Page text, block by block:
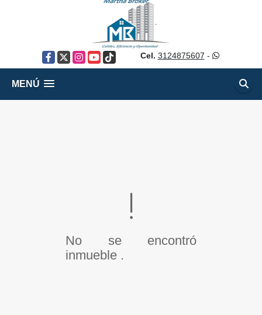
Facebook
X Instagram
YouTube
TikTok Cel. 3124875607 -
MENÚ
No se encontró
inmueble .